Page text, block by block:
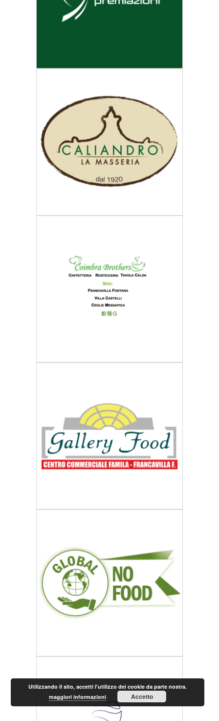
Utilizzando il sito, accetti l'utilizzo dei cookie da parte nostra.
maggiori informazioni
Accetto